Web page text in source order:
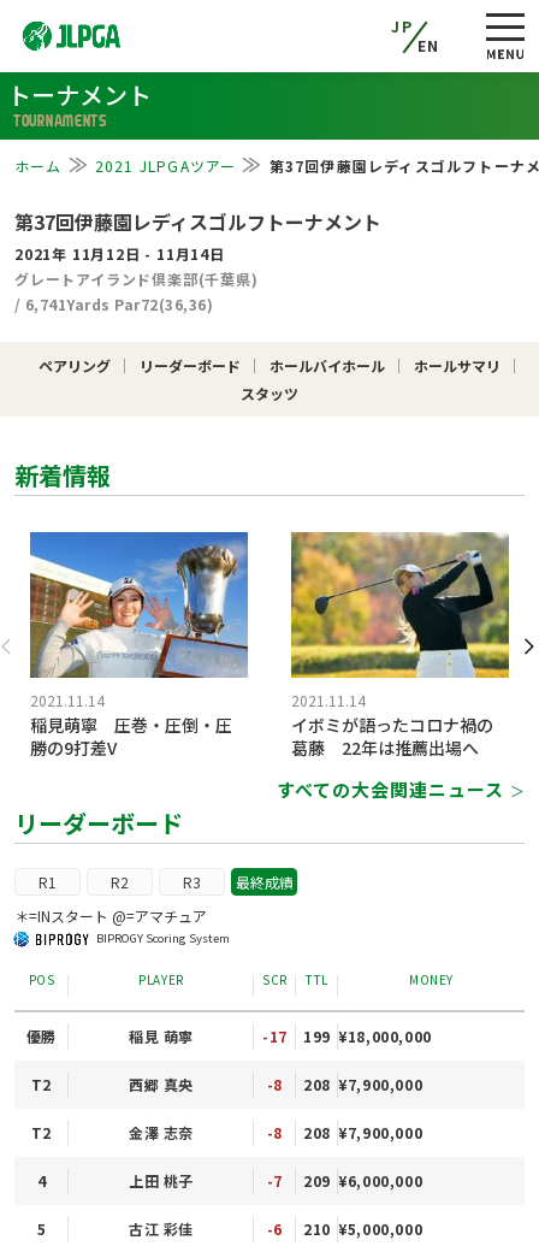
JP
EN
トーナメント
TOURNAMENTS
ホーム 2021 JLPGAツアー 第37回伊藤園レディスゴルフトーナ
第37回伊藤園レディスゴルフトーナメント
2021年 11月12日 - 11月14日
グレートアイランド倶楽部(千葉県)
/ 6,741Yards Par72(36,36)
ペアリング リーダーボード ホールバイホール
ホールサマリ
スタッツ
新着情報
2021.11.14
稲見萌寧 圧巻・圧倒・圧
勝の9打差V
2021.11.14
イボミが語ったコロナ禍の
葛藤 22年は推薦出場へ
すべての大会関連ニュース ＞
リーダーボード
R1 R2 R3 最終成績
BIPROGY Scoring System
＊=INスタート @=アマチュア
POS PLAYER SCR TTL MONEY
優勝 稲見 萌寧 -17 199 ¥18,000,000
T2 西郷 真央 -8 208 ¥7,900,000
T2 金澤 志奈 -8 208 ¥7,900,000
4 上田 桃子 -7 209 ¥6,000,000
5 古江 彩佳 -6 210 ¥5,000,000